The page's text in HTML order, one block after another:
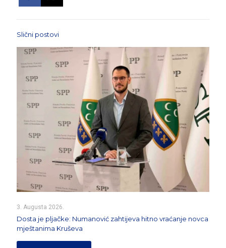
Slični postovi
3. Augusta 2026.
Dosta je pljačke: Numanović zahtijeva hitno vraćanje novca
mještanima Kruševa